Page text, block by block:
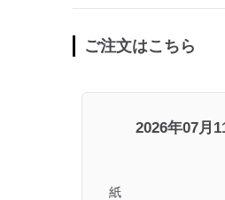
ご注文はこちら
2026年07月
紙